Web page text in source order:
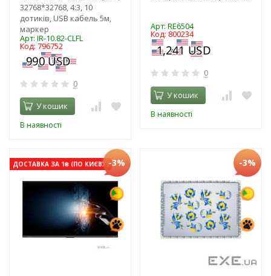
32768*32768, 4:3, 10
дотиків, USB кабель 5м,
маркер
Арт: IR-10.82-CLFL
Код: 796752
0
У кошик
В наявності
Арт: RE6504
Код: 800234
0
У кошик
В наявності
ДОСТАВКА ЗА 1₴ (ПО КИЄВУ)-3% -3%